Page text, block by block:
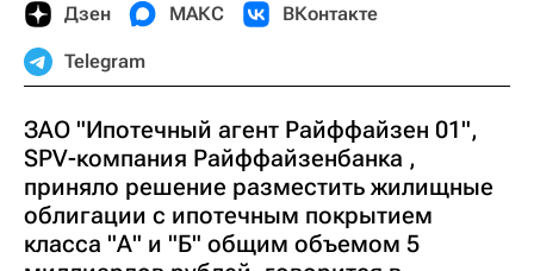
Дзен МАКС ВКонтакте
Telegram
ЗАО "Ипотечный агент Райффайзен 01",
SPV-компания Райффайзенбанка ,
приняло решение разместить жилищные
облигации с ипотечным покрытием
класса "А" и "Б" общим объемом 5